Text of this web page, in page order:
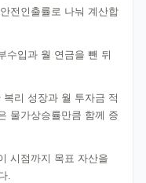
전인출률로 나눠 계산합
수입과 월 연금을 뺀 뒤
리 성장과 월 투자금 적
물가상승률만큼 함께 증
시점까지 목표 자산을
.